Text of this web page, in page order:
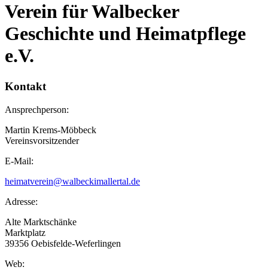
Verein für Walbecker
Geschichte und Heimatpflege
e.V.
Kontakt
Ansprechperson:
Martin Krems-Möbbeck
Vereinsvorsitzender
E-Mail:
heimatverein@walbeckimallertal.de
Adresse:
Alte Marktschänke
Marktplatz
39356 Oebisfelde-Weferlingen
Web: